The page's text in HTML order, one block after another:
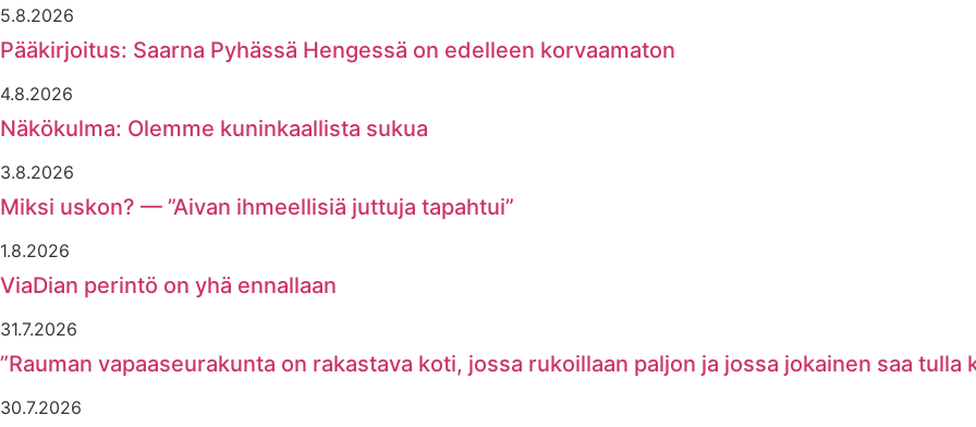
5.8.2026
Pääkirjoitus: Saarna Pyhässä Hengessä on edelleen korvaamaton
4.8.2026
Näkökulma: Olemme kuninkaallista sukua
3.8.2026
Miksi uskon? — ”Aivan ihmeellisiä juttuja tapahtui”
1.8.2026
ViaDian perintö on yhä ennallaan
31.7.2026
”Rauman vapaaseurakunta on rakastava koti, jossa rukoillaan paljon ja jossa jokainen saa tulla
30.7.2026